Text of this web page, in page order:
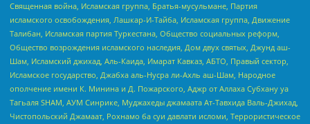
Священная война, Исламская группа, Братья-мусульмане, Партия
исламского освобождения, Лашкар-И-Тайба, Исламская группа, Движение
Талибан, Исламская партия Туркестана, Общество социальных реформ,
Общество возрождения исламского наследия, Дом двух святых, Джунд аш-
Шам, Исламский джихад, Аль-Каида, Имарат Кавказ, АБТО, Правый сектор,
Исламское государство, Джабха аль-Нусра ли-Ахль аш-Шам, Народное
ополчение имени К. Минина и Д. Пожарского, Аджр от Аллаха Субхану уа
Тагьаля SHAM, АУМ Синрике, Муджахеды джамаата Ат-Тавхида Валь-Джихад,
Чистопольский Джамаат, Рохнамо ба суи давлати исломи, Террористическое